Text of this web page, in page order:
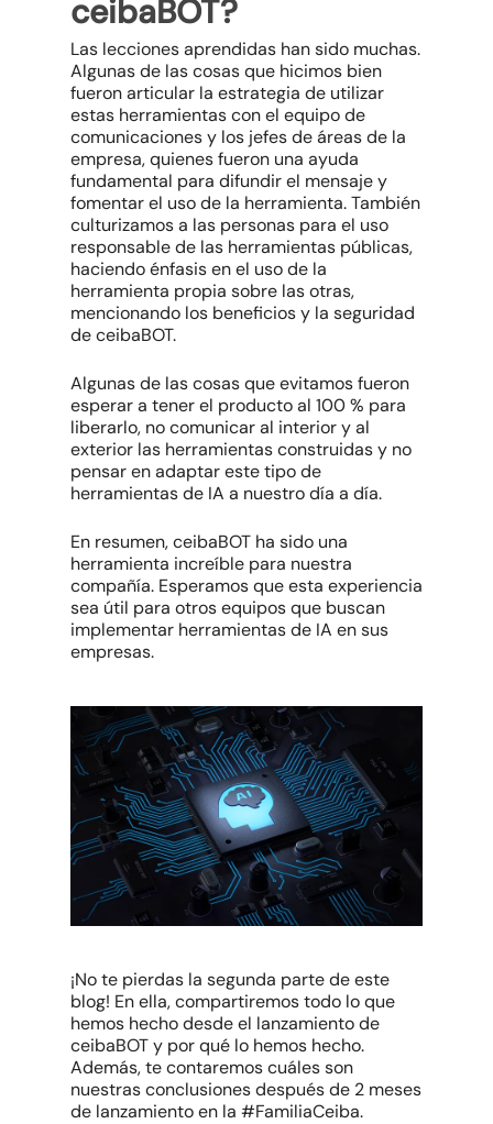
ceibaBOT?
Las lecciones aprendidas han sido muchas.
Algunas de las cosas que hicimos bien
fueron articular la estrategia de utilizar
estas herramientas con el equipo de
comunicaciones y los jefes de áreas de la
empresa, quienes fueron una ayuda
fundamental para difundir el mensaje y
fomentar el uso de la herramienta. También
culturizamos a las personas para el uso
responsable de las herramientas públicas,
haciendo énfasis en el uso de la
herramienta propia sobre las otras,
mencionando los beneficios y la seguridad
de ceibaBOT.
Algunas de las cosas que evitamos fueron
esperar a tener el producto al 100 % para
liberarlo, no comunicar al interior y al
exterior las herramientas construidas y no
pensar en adaptar este tipo de
herramientas de IA a nuestro día a día.
En resumen, ceibaBOT ha sido una
herramienta increíble para nuestra
compañía. Esperamos que esta experiencia
sea útil para otros equipos que buscan
implementar herramientas de IA en sus
empresas.
¡No te pierdas la segunda parte de este
blog! En ella, compartiremos todo lo que
hemos hecho desde el lanzamiento de
ceibaBOT y por qué lo hemos hecho.
Además, te contaremos cuáles son
nuestras conclusiones después de 2 meses
de lanzamiento en la #FamiliaCeiba.